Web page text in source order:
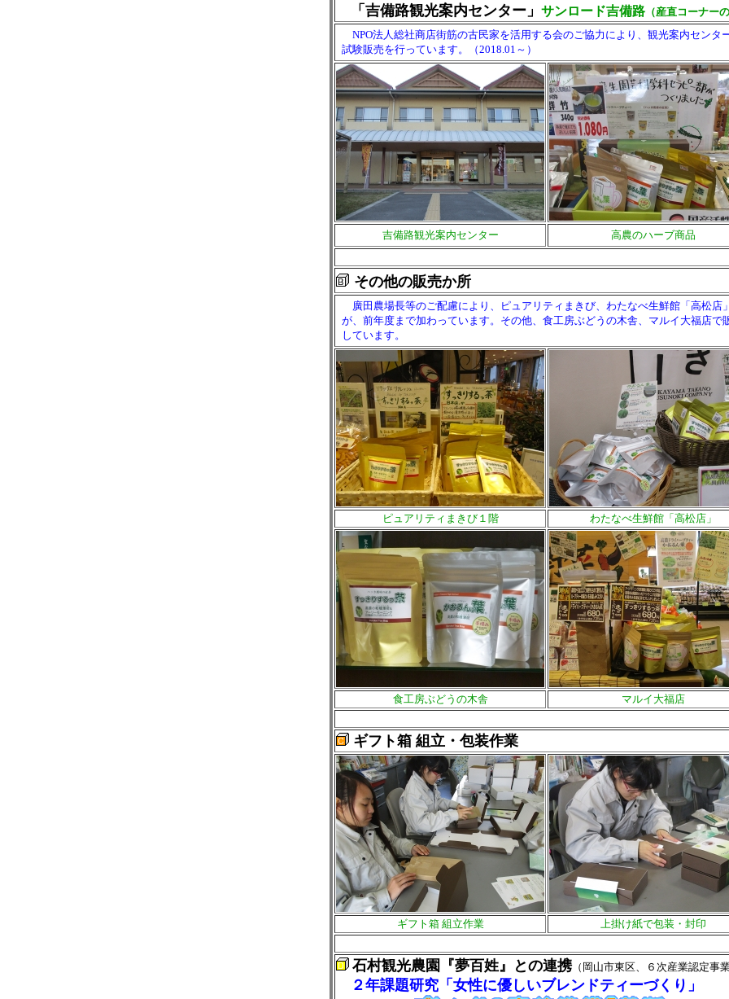
「吉備路観光案内センター」 サンロード吉備路 （産直コーナー
NPO法人総社商店街筋の古民家を活用する会のご協力により、観光案内センタ
試験販売を行っています。（2018.01～）
吉備路観光案内センター 高農のハーブ商品
その他の販売か所
廣田農場長等のご配慮により、ピュアリティまきび、わたなべ生鮮館「高松店
が、前年度まで加わっています。その他、食工房ぶどうの木舎、マルイ大福店で
しています。
ピュアリティまきび１階 わたなべ生鮮館「高松店」
食工房ぶどうの木舎 マルイ大福店
ギフト箱 組立・包装作業
ギフト箱 組立作業 上掛け紙で包装・封印
石村観光農園『夢百姓』との連携（岡山市東区、６次産業認定事
２年課題研究「女性に優しいブレンドティーづくり」